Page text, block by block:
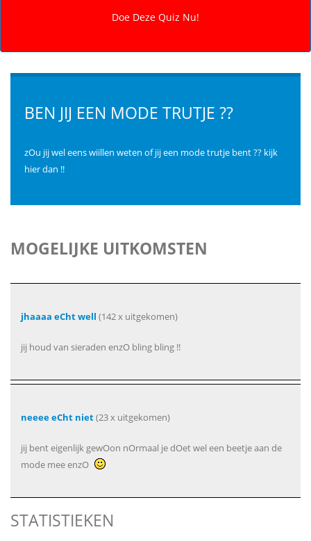
BEN JIJ EEN MODE TRUTJE ??
zOu jij wel eens wiillen weten of jij een mode trutje bent ?? kijk
hier dan !!
MOGELIJKE UITKOMSTEN
jhaaaa eCht well (142 x uitgekomen)
jij houd van sieraden enzO bling bling !!
neeee eCht niet(23 x uitgekomen)
jij bent eigenlijk gewOon nOrmaal je dOet wel een beetje aan de
mode mee enzO
STATISTIEKEN